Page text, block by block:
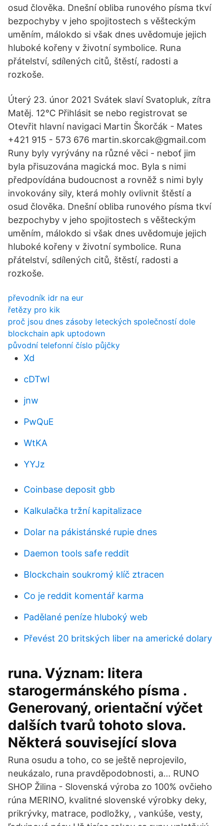
osud člověka. Dnešní obliba runového písma tkví
bezpochyby v jeho spojitostech s věšteckým
uměním, málokdo si však dnes uvědomuje jejich
hluboké kořeny v životní symbolice. Runa
přátelství, sdílených citů, štěstí, radosti a
rozkoše.
Úterý 23. únor 2021 Svátek slaví Svatopluk, zítra
Matěj. 12°C Přihlásit se nebo registrovat se
Otevřit hlavní navigaci Martin Škorčák - Mates
+421 915 - 573 676 martin.skorcak@gmail.com
Runy byly vyrývány na různé věci - neboť jim
byla přisuzována magická moc. Byla s nimi
předpovídána budoucnost a rovněž s nimi byly
invokovány sily, která mohly ovlivnit štěstí a
osud člověka. Dnešní obliba runového písma tkví
bezpochyby v jeho spojitostech s věšteckým
uměním, málokdo si však dnes uvědomuje jejich
hluboké kořeny v životní symbolice. Runa
přátelství, sdílených citů, štěstí, radosti a
rozkoše.
převodník idr na eur
řetězy pro kik
proč jsou dnes zásoby leteckých společností dole
blockchain apk uptodown
původní telefonní číslo půjčky
Xd
cDTwI
jnw
PwQuE
WtKA
YYJz
Coinbase deposit gbb
Kalkulačka tržní kapitalizace
Dolar na pákistánské rupie dnes
Daemon tools safe reddit
Blockchain soukromý klíč ztracen
Co je reddit komentář karma
Padělané peníze hluboký web
Převést 20 britských liber na americké dolary
runa. Význam: litera
starogermánského písma .
Generovaný, orientační výčet
dalších tvarů tohoto slova.
Některá související slova
Runa osudu a toho, co se ještě neprojevilo,
neukázalo, runa pravděpodobnosti, a… RUNO
SHOP Žilina - Slovenská výroba zo 100% ovčieho
rúna MERINO, kvalitné slovenské výrobky deky,
prikrývky, matrace, podložky, , vankúše, vesty,